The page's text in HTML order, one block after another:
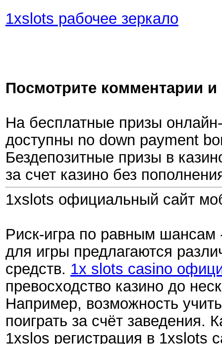
1xslots рабочее зеркало
Посмотрите комментарии
На бесплатные призы
доступны no down payment
Бездепозитные призы в
за счет казино без
1xslots официальный сайт
Риск-игра по равным шансам
для игры предлагаются
средств. 1x slots casino
превосходство казино до
Например, возможность
поиграть за счёт
1xslos регистрация в 1xslots